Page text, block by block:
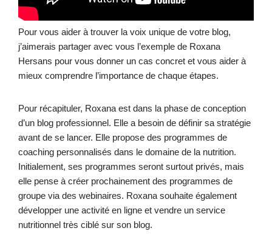
Pour vous aider à trouver la voix unique de votre blog,
j’aimerais partager avec vous l’exemple de Roxana
Hersans pour vous donner un cas concret et vous aider à
mieux comprendre l’importance de chaque étapes.
Pour récapituler, Roxana est dans la phase de conception
d’un blog professionnel. Elle a besoin de définir sa stratégie
avant de se lancer. Elle propose des programmes de
coaching personnalisés dans le domaine de la nutrition.
Initialement, ses programmes seront surtout privés, mais
elle pense à créer prochainement des programmes de
groupe via des webinaires. Roxana souhaite également
développer une activité en ligne et vendre un service
nutritionnel très ciblé sur son blog.